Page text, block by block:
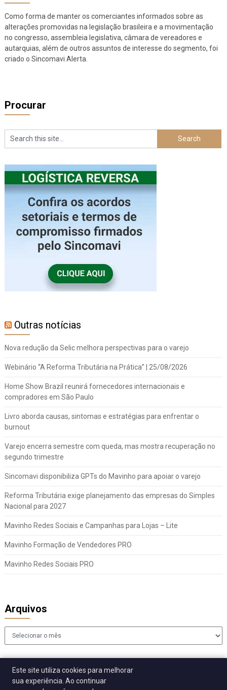
Como forma de manter os comerciantes informados sobre as
alterações promovidas na legislação brasileira e a movimentação
no congresso, assembleia legislativa, câmara de vereadores e
autarquias, além de outros assuntos de interesse do segmento, foi
criado o Sincomavi Alerta.
Procurar
Outras notícias
Nova redução da Selic melhora perspectivas para o varejo
Webinário “A Reforma Tributária na Prática” | 25/08/2026
Home Show Brazil reunirá fornecedores internacionais e
compradores em São Paulo
Livro aborda causas, sintomas e estratégias para enfrentar o
burnout
Varejo encerra semestre com queda, mas mostra recuperação no
segundo trimestre
Sincomavi disponibiliza GPTs do Mavinho para apoiar o varejo
Reforma Tributária exige planejamento das empresas do Simples
Nacional para 2027
Mavinho Redes Sociais e Campanhas para Lojas – Lite
Mavinho Formação de Vendedores PRO
Mavinho Redes Sociais PRO
Arquivos
Arquivos
Este site utiliza cookies para melhorar
sua experiência. Ao continuar